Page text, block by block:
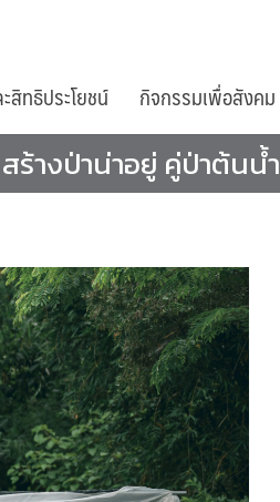
สิทธิประโยชน์ กิจกรรมเพื่อสังคม
สร้างป่าน่าอยู่ คู่ป่าต้นน้ำ